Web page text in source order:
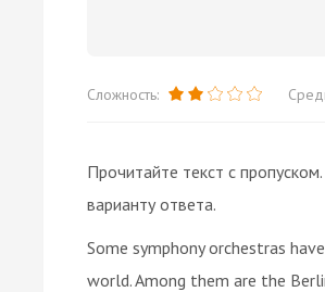
Сложность:
Прочитайте текст с
варианту ответа.
Some symphony orchestras
world. Among them are the